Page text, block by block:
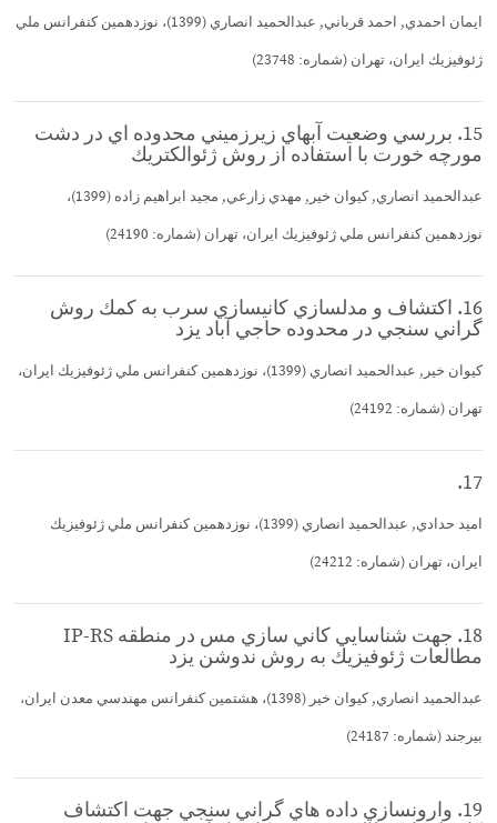
ايمان احمدي, احمد قرباني, عبدالحميد انصاري (1399)، نوزدهمين كنفرانس ملي
ژئوفيزيك ايران، تهران (شماره: 23748)
15. بررسي وضعيت آبهاي زيرزميني محدوده اي در دشت
مورچه خورت با استفاده از روش ژئوالكتريك
عبدالحميد انصاري, كيوان خير, مهدي زارعي, مجيد ابراهيم زاده (1399)،
نوزدهمين كنفرانس ملي ژئوفيزيك ايران، تهران (شماره: 24190)
16. اكتشاف و مدلسازي كانيسازي سرب به كمك روش
گراني سنجي در محدوده حاجي آباد يزد
كيوان خير, عبدالحميد انصاري (1399)، نوزدهمين كنفرانس ملي ژئوفيزيك ايران،
تهران (شماره: 24192)
17.
اميد حدادي, عبدالحميد انصاري (1399)، نوزدهمين كنفرانس ملي ژئوفيزيك
ايران، تهران (شماره: 24212)
18. جهت شناسايي كاني سازي مس در منطقه IP-RS
مطالعات ژئوفيزيك به روش ندوشن يزد
عبدالحميد انصاري, كيوان خير (1398)، هشتمين كنفرانس مهندسي معدن ايران،
بيرجند (شماره: 24187)
19. وارونسازي داده هاي گراني سنجي جهت اكتشاف